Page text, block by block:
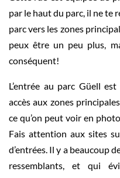
par le haut du parc, il ne te
parc vers les zones
peux être un peu plus,
conséquent!
L’entrée au parc Güell
accès aux zones
ce qu’on peut voir en
Fais attention aux sites
d’entrées. Il y a beaucoup
ressemblants, et qui